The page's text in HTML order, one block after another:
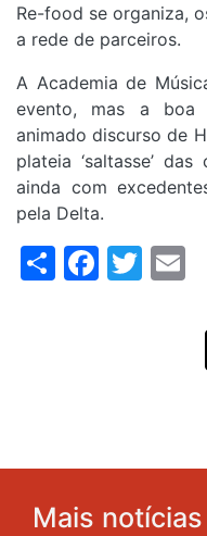
Re-food se organiza,
a rede de parceiros.
A Academia de
evento, mas a boa
animado discurso de
plateia ‘saltasse’
ainda com
pela Delta.
Share
Mais notícias